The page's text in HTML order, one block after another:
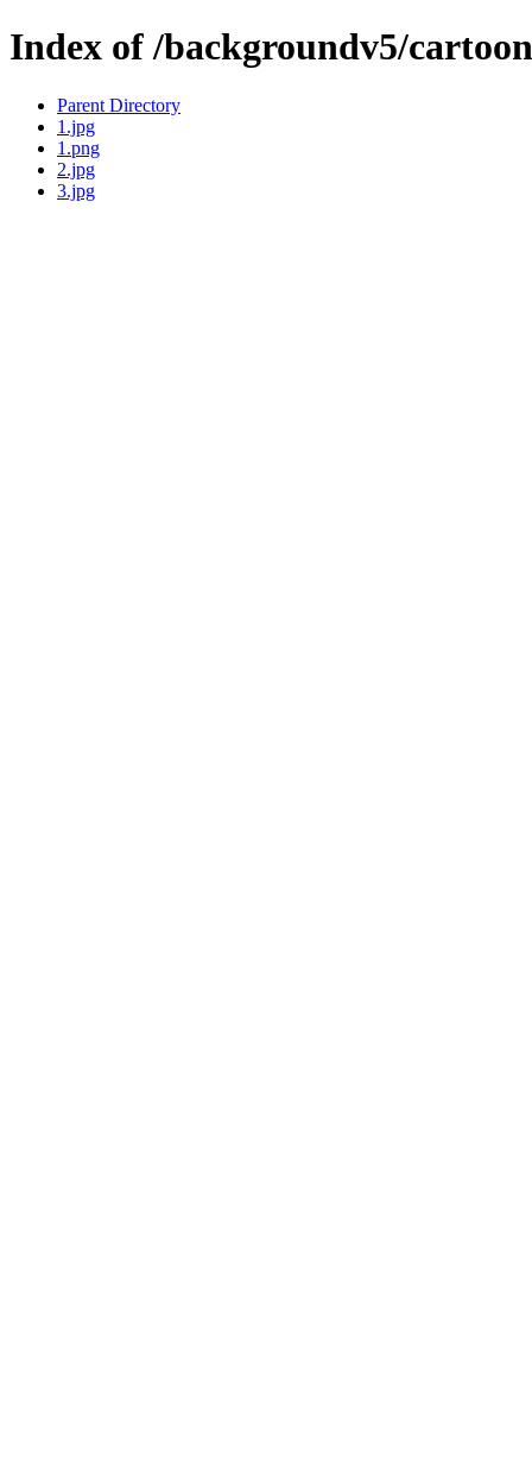
Index of /backgroundv5/
Parent Directory
1.jpg
1.png
2.jpg
3.jpg